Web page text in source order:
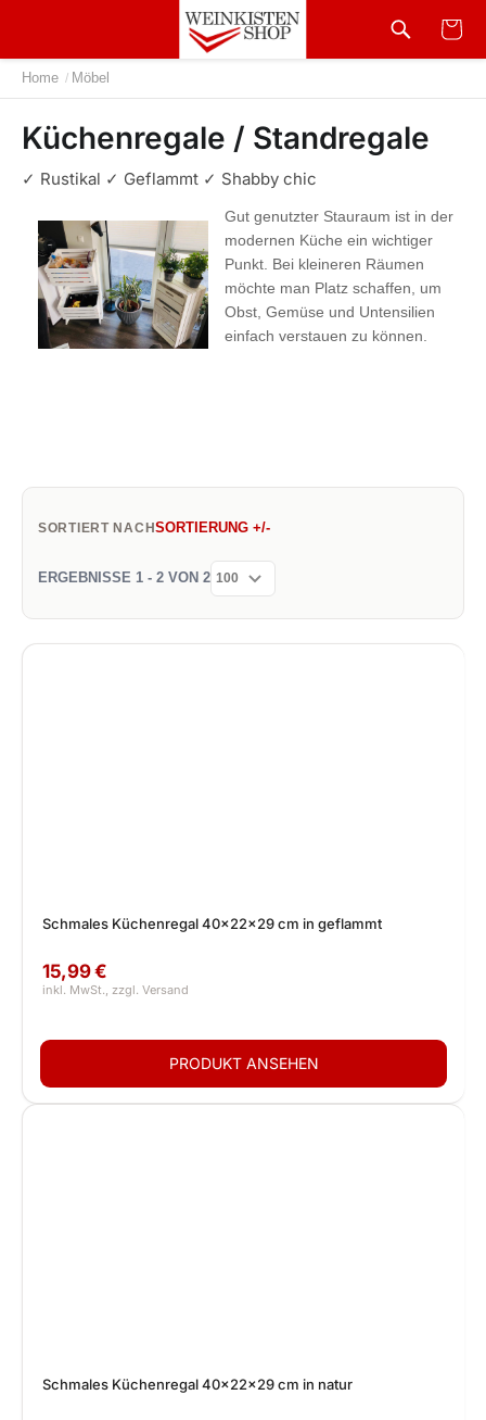
Home / Möbel
Küchenregale / Standregale
✓ Rustikal ✓ Geflammt ✓ Shabby chic
Gut genutzter Stauraum ist in der
modernen Küche ein wichtiger
Punkt. Bei kleineren Räumen
möchte man Platz schaffen, um
Obst, Gemüse und Untensilien
einfach verstauen zu können.
SORTIERT NACHSORTIERUNG +/-
ERGEBNISSE 1 - 2 VON 2
Schmales Küchenregal 40x22x29 cm in geflammt
15,99 €
Schmales Küchenregal 40x22x29 cm in natur